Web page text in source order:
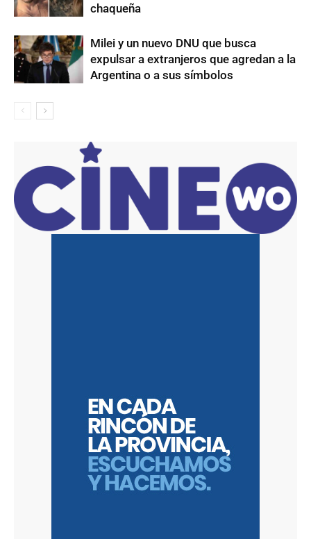
chaqueña
Milei y un nuevo DNU que busca
expulsar a extranjeros que agredan a la
Argentina o a sus símbolos